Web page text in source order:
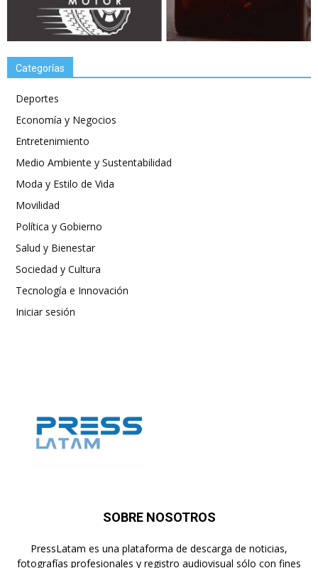
Categorías
Deportes
Economía y Negocios
Entretenimiento
Medio Ambiente y Sustentabilidad
Moda y Estilo de Vida
Movilidad
Política y Gobierno
Salud y Bienestar
Sociedad y Cultura
Tecnología e Innovación
Iniciar sesión
SOBRE NOSOTROS
PressLatam es una plataforma de descarga de noticias,
fotografías profesionales y registro audiovisual sólo con fines